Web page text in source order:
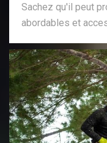
Sachez qu'il peut
abordables et